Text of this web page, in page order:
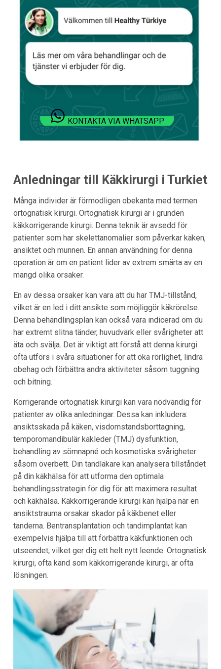
KONTAKTA VIA WHATSAPP
Anledningar till Käkkirurgi i Turkiet
Många individer är förmodligen obekanta med termen
ortognatisk kirurgi. Ortognatisk kirurgi är i grunden
käkkorrigerande kirurgi. Denna teknik är avsedd för
patienter som har skelettanomalier som påverkar käken,
ansiktet och munnen. En annan användning för denna
operation är om en patient lider av extrem smärta av en
mängd olika orsaker.
En av dessa orsaker kan vara att du har TMJ-tillstånd,
vilket är en led i ditt ansikte som möjliggör käkrörelse.
Denna behandlingsplan kan också vara indicerad om du
har extremt slitna tänder, huvudvärk eller svårigheter att
äta och svälja. Det är viktigt att förstå att denna kirurgi
ofta utförs i svåra situationer för att öka rörlighet, lindra
obehag och förbättra andra aktiviteter såsom tuggning
och bitning.
Korrigerande ortognatisk kirurgi kan vara nödvändig för
patienter av olika anledningar. Dessa kan inkludera:
ansiktsskada på käken, visdomstandsborttagning,
temporomandibulär käkleder (TMJ) dysfunktion,
behandling av sömnapné och kosmetiska svårigheter
såsom överbett. Din tandläkare kan analysera tillståndet
på din käkhälsa för att utforma den optimala
behandlingsstrategin för dig för att maximera resultat
och käkhälsa. Käkkorrigerande kirurgi kan hjälpa när en
ansiktstrauma orsakar skador på käkbenet eller
tänderna. Bentransplantation och tandimplantat kan
exempelvis hjälpa till att förbättra käkfunktionen och
utseendet, vilket ger dig ett helt nytt leende. Ortognatisk
kirurgi, ofta känd som käkkorrigerande kirurgi, är ofta
lösningen.